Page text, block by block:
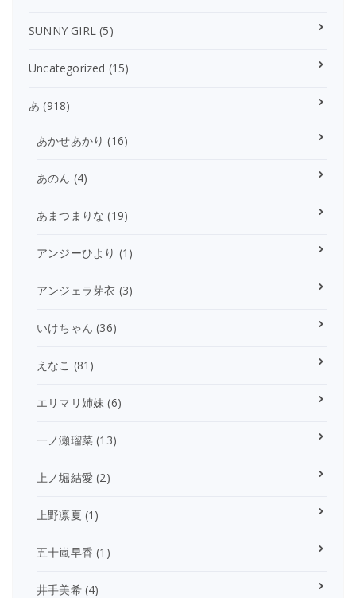
SUNNY GIRL (5)
Uncategorized (15)
あ (918)
あかせあかり (16)
あのん (4)
あまつまりな (19)
アンジーひより (1)
アンジェラ芽衣 (3)
いけちゃん (36)
えなこ (81)
エリマリ姉妹 (6)
一ノ瀬瑠菜 (13)
上ノ堀結愛 (2)
上野凛夏 (1)
五十嵐早香 (1)
井手美希(4)